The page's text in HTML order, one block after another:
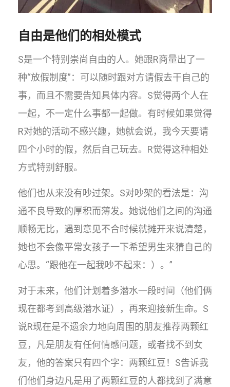
自由是他们的相处模式
S是一个特别崇尚自由的人。她跟R商量出了一
种“放假制度”：可以随时跟对方请假去干自己的
事，而且不需要告知具体内容。S觉得两个人在
一起，不一定什么事都一起做。有时候如果觉得
R对她的活动不感兴趣，她就会说，我今天要请
四个小时的假，然后自己玩去。R觉得这种相处
方式特别舒服。
他们也从来没有吵过架。S对吵架的看法是：沟
通不良导致的厚积而薄发。她说他们之间的沟通
顺畅无比，遇到意见不合时候就摊开来说清楚，
她也不会像平常女孩子一下希望男生来猜自己的
心思。“跟他在一起我吵不起来：）。”
对于未来，他们计划着多潜水一段时间（他们俩
现在都考到高级潜水证），再来迎接新生命。S
说R现在是不遗余力地向周围的朋友推荐两颗红
豆，凡是朋友有任何情感问题，或者找不到女
友，他的答案只有四个字：两颗红豆！S告诉我
们他们身边凡是用了两颗红豆的人都找到了满意